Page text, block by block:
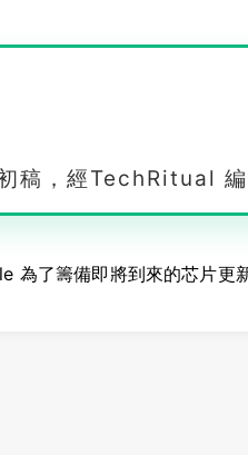
稿，經TechRitual
為了籌備即將到來的芯片更